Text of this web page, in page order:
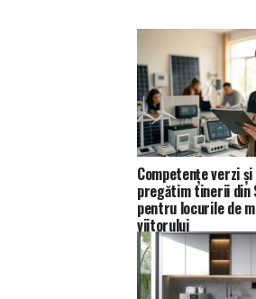
Competențe verzi
pregătim tinerii din
pentru locurile de
viitorului